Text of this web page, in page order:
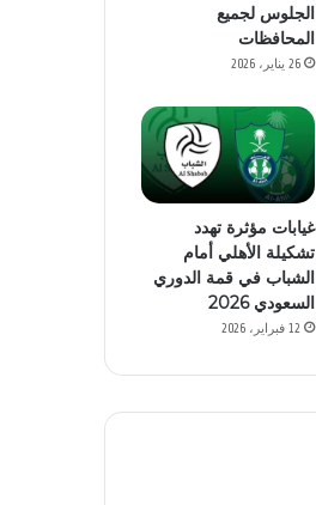
الجلوس لجميع
المحافظات
26 يناير، 2026
غيابات مؤثرة تهدد
تشكيلة الأهلي أمام
الشباب في قمة الدوري
السعودي 2026
12 فبراير، 2026